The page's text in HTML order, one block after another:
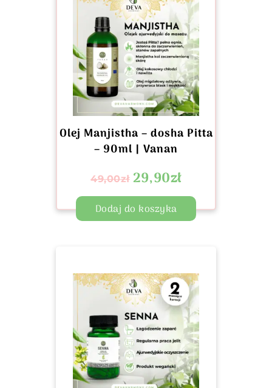
Olej Manjistha – dosha Pitta
– 90ml | Vanan
49,00zł 29,90zł
Dodaj do koszyka